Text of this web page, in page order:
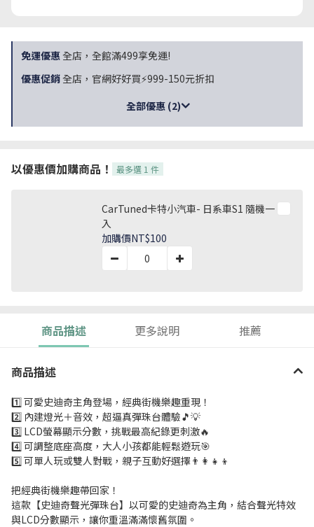
免運優惠全店，全館滿499享免運!
優惠促銷全店，官網好好買⚡999-150元折扣
全部優惠 (2)
以優惠價加購商品！ 最多選 1 件
CarTuned卡特小汽車- 日系車S1 隨機一
入
加購價NT$100
商品描述 更多說明 推薦
商品描述
1️⃣ 可愛史迪奇主角登場，經典街機樂趣重現！
2️⃣ 內建燈光＋音效，超逼真彈珠台體驗🎵💡
3️⃣ LCD螢幕顯示分數，挑戰最高紀錄更刺激🔥
4️⃣ 可調整底座高度，大人小孩都能輕鬆遊玩🎯
5️⃣ 可單人玩或雙人對戰，親子互動好選擇👨‍👩‍👧‍👦
把經典街機樂趣帶回家！
這款【史迪奇聲光彈珠台】以可愛的史迪奇為主角，結合聲光特效
與LCD分數顯示，讓你重溫滿滿懷舊氛圍。